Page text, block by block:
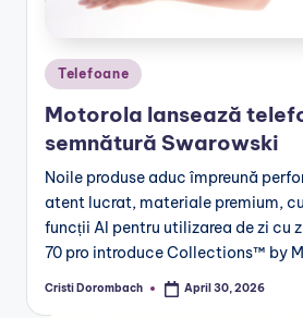
Posted
in
Telefoane
Motorola lansează
semnătură Swarowski
Noile produse aduc împreună
atent lucrat, materiale premium,
funcții AI pentru utilizarea de zi cu
70 pro introduce Collections™ by
Posted
Cristi Dorombach April 30, 2026